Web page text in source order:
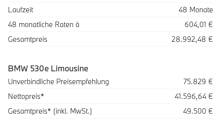
Laufzeit
48 Monate
48 monatliche Raten à
604,01 €
Gesamtpreis
28.992,48 €
BMW 530e Limousine
Beschreibung Betrag
Unverbindliche Preisempfehlung
75.829 €
Nettopreis*
41.596,64 €
Gesamtpreis* (inkl. MwSt.)
49.500 €